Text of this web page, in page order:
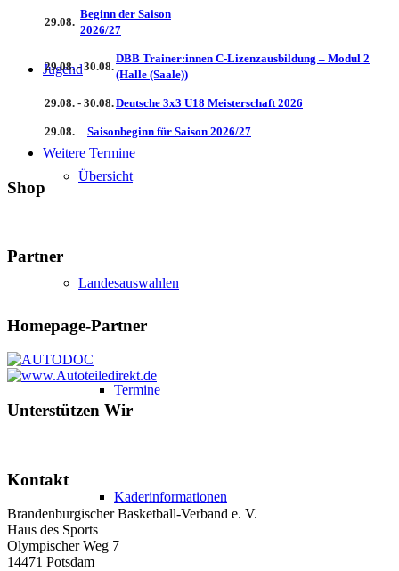
Jugend
Übersicht
Landesauswahlen
Termine
Kaderinformationen
29.08.
Beginn der Saison
2026/27
29.08. - 30.08.
DBB Trainer:innen C-Lizenzausbildung – Modul 2
(Halle (Saale))
29.08. - 30.08.Deutsche 3x3 U18 Meisterschaft 2026
29.08. Saisonbeginn für Saison 2026/27
Weitere Termine
Shop
Partner
Homepage-Partner
Unterstützen Wir
Kontakt
Brandenburgischer Basketball-Verband e. V.
Haus des Sports
Olympischer Weg 7
14471 Potsdam